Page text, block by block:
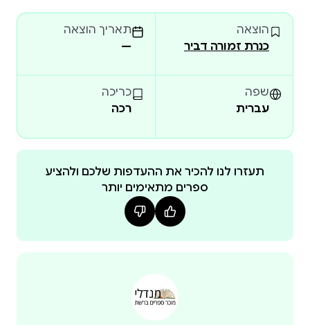
יָנֵץ לֵוִי הוּא סוֹפֵר עֲטוּר שְׁבָחִים, תַּסְרִיטַאי וְאָמַּן בָּמָה.
מִסְּפָרָיו לִילָדִים וּלְנֹעַר: הַרְפַּתְקְאוֹת דּוֹד אַרְיֵה, סִפּוּרֵי אִישׁ
הַיַּעַר וְהַמּוֹרָה דְּרוֹרָה לֹא מִפְלֶצֶת. אָבִי בְּלָיֶיר הוּא מְאַיֵּר,
הוצאה
כנרת זמורה דביר
תאריך הוצאה
—
שפה
עברית
כריכה
רכה
תעזרו לנו להכיר את ההעדפות שלכם ולהציע
ספרים מתאימים יותר